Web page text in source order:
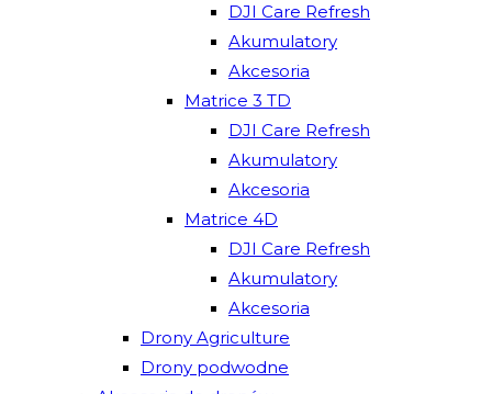
DJI Care Refresh
Akumulatory
Akcesoria
Matrice 3 TD
DJI Care Refresh
Akumulatory
Akcesoria
Matrice 4D
DJI Care Refresh
Akumulatory
Akcesoria
Drony Agriculture
Drony podwodne